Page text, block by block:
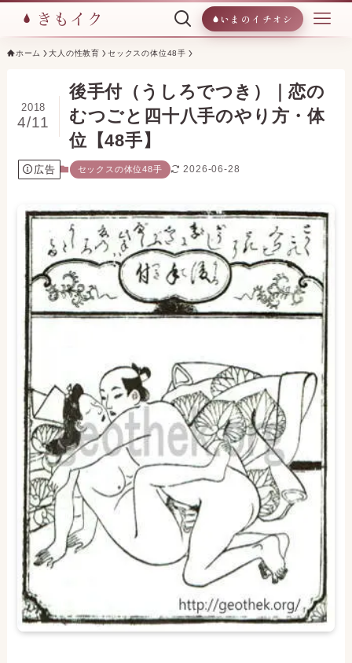
いまのイチオシ
ホーム 大人の性教育 セックスの体位48手
後手付（うしろでつき）｜恋の
むつごと四十八手のやり方・体
位【48手】
2018
4/11
広告 セックスの体位48手 2026-06-28